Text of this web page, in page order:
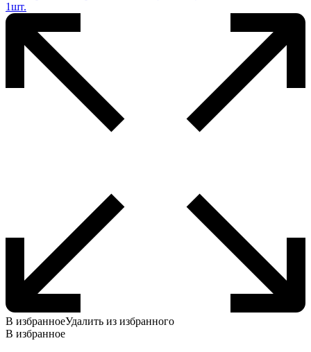
В избранноеУдалить из избранного
В избранное